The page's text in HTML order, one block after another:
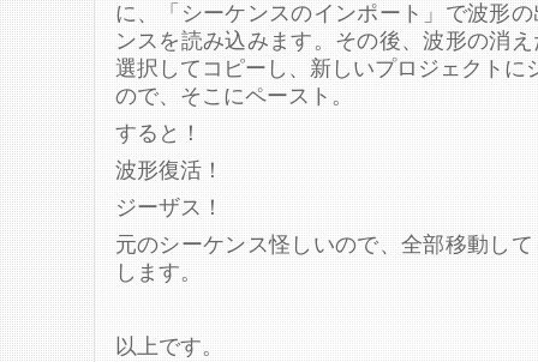
に、「シーケンスのインポート」で波形
ンスを読み込みます。その後、波形の消
選択してコピーし、新しいプロジェクトに
ので、そこにペースト。
すると！
波形復活！
ジーザス！
元のシーケンス怪しいので、全部移動し
します。
以上です。